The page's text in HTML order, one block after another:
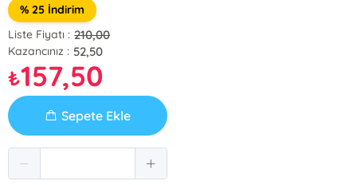
% 25 İndirim
Liste Fiyatı : 210,00
Kazancınız : 52,50
₺157,50
Sepete Ekle